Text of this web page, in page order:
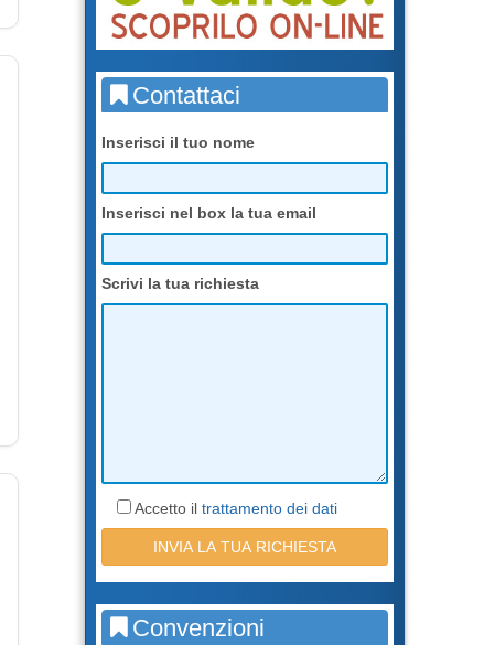
Contattaci
Inserisci il tuo nome
Inserisci nel box la tua email
Scrivi la tua richiesta
Accetto il trattamento dei dati
Convenzioni